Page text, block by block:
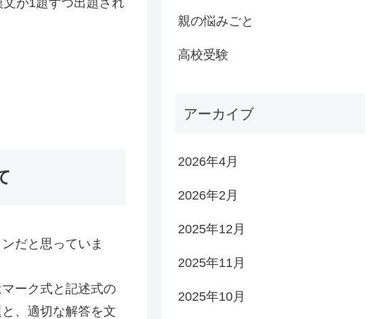
だと思っていま
ーク式と記述式の
、適切な解答を文
親の悩みごと
高校受験
アーカイブ
2026年4月
2026年2月
2025年12月
2025年11月
2025年10月